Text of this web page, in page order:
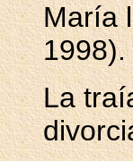
María
1998).
La